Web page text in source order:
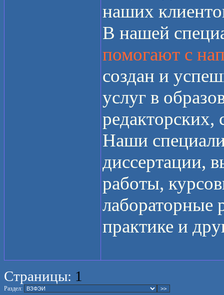
наших
В нашей
помогают с
создан и
услуг в
редакторских,
Наши
диссертации,
работы,
лабораторные
практике и
Страницы: 1
Раздел: